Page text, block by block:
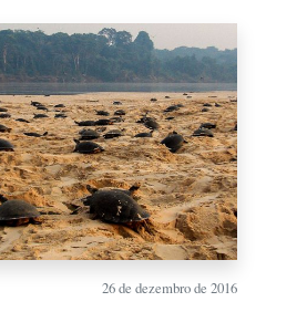
26 de dezembro de 2016